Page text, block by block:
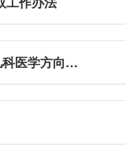
苏州大学苏州医学院关于开展2024级临床医学“5+3”一体化专业（含儿科医学方向）双导师配备工作的通知